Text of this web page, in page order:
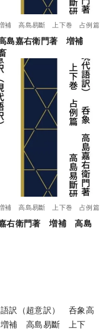
補 高島易斷 上下巻 占例篇
島嘉右衛門著 増補
補 高島易斷 上下巻 占例篇
右衛門著 増補 高島
訳（超意訳） 呑象高
補 高島易斷 上下